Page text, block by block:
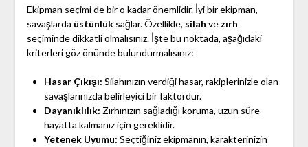
Ekipman seçimi de bir o kadar önemlidir. İyi bir ekipman,
savaşlarda üstünlüksağlar. Özellikle, silah ve zırh
seçiminde dikkatli olmalısınız. İşte bu noktada, aşağıdaki
kriterleri göz önünde bulundurmalısınız:
Hasar Çıkışı: Silahınızın verdiği hasar, rakiplerinizle olan
savaşlarınızda belirleyici bir faktördür.
Dayanıklılık: Zırhınızın sağladığı koruma, uzun süre
hayatta kalmanız için gereklidir.
Yetenek Uyumu: Seçtiğiniz ekipmanın, karakterinizin